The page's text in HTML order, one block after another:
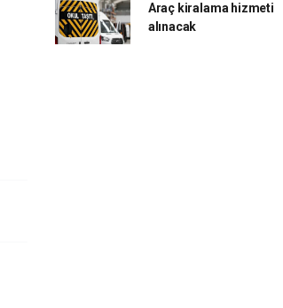
Araç kiralama hizmeti
alınacak